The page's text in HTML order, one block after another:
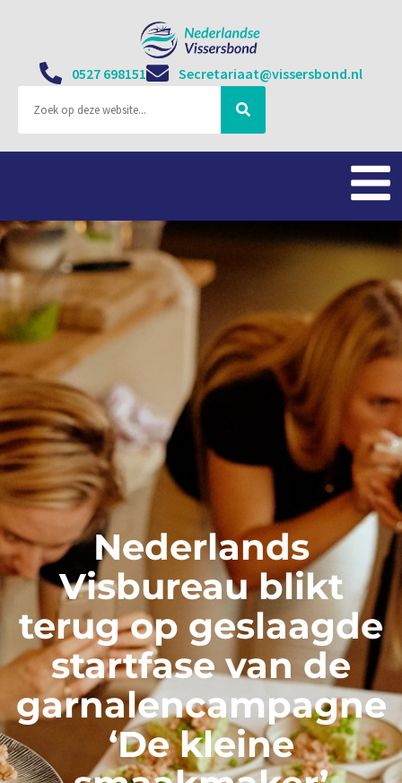
0527 698151 Secretariaat@vissersbond.nl
Nederlands
Visbureau blikt
terug op geslaagde
startfase van de
garnalencampagne
‘De kleine